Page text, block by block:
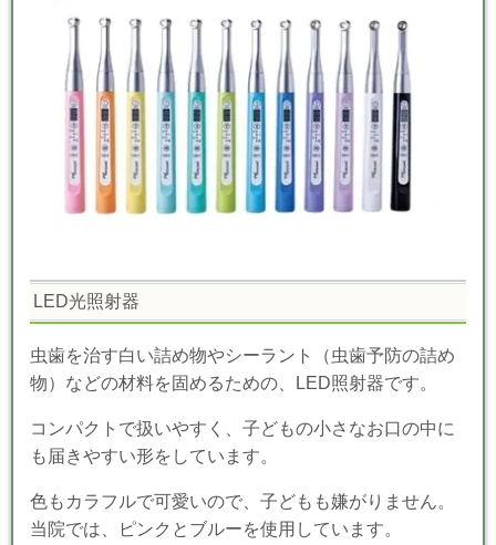
LED光照射器
虫歯を治す白い詰め物やシーラント（虫歯予防の詰め
物）などの材料を固めるための、LED照射器です。
コンパクトで扱いやすく、子どもの小さなお口の中に
も届きやすい形をしています。
色もカラフルで可愛いので、子どもも嫌がりません。
当院では、ピンクとブルーを使用しています。